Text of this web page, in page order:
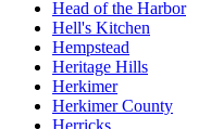
Head of the Harbor
Hell's Kitchen
Hempstead
Heritage Hills
Herkimer
Herkimer County
Herricks